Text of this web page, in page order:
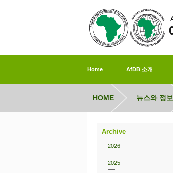
Home AfDB 소개
HOME 뉴스와 정보
Archive
2026
2025